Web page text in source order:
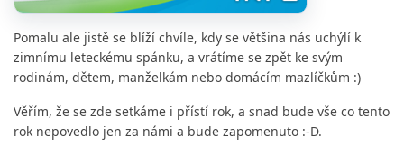
Pomalu ale jistě se blíží chvíle, kdy se většina nás uchýlí k
zimnímu leteckému spánku, a vrátíme se zpět ke svým
rodinám, dětem, manželkám nebo domácím mazlíčkům :)
Věřím, že se zde setkáme i přístí rok, a snad bude vše co tento
rok nepovedlo jen za námi a bude zapomenuto :-D.